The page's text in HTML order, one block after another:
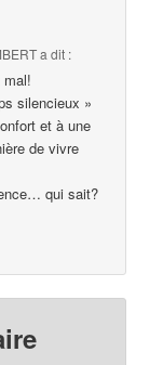
a dit :
silencieux »
et à une
de vivre
qui sait?